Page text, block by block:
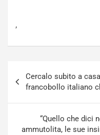
,
articoli
Cercalo subito a
francobollo italiano
“Quello che dici
ammutolita, le sue